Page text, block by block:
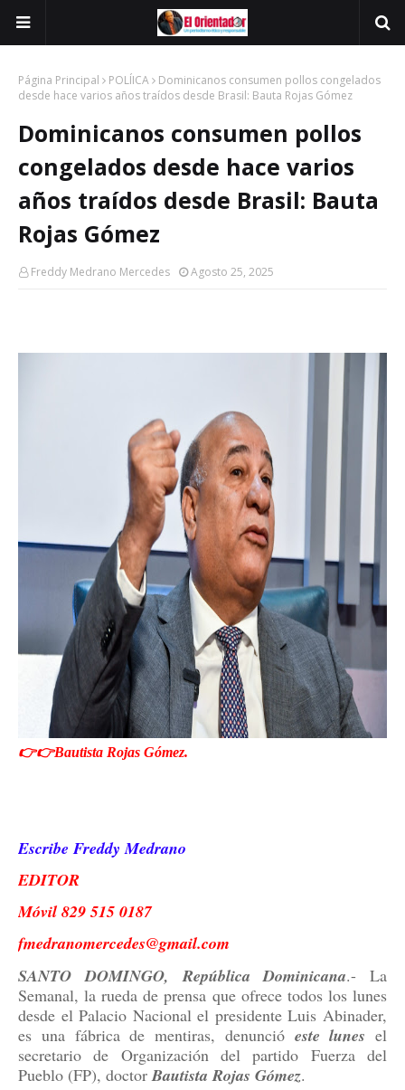
Página Principal POLÍICA
Dominicanos consumen pollos congelados
desde hace varios años traídos desde Brasil: Bauta Rojas Gómez
Dominicanos consumen pollos
congelados desde hace varios
años traídos desde Brasil: Bauta
Rojas Gómez
Freddy Medrano Mercedes Agosto 25, 2025
👉👉Bautista Rojas Gómez.
Escribe Freddy Medrano
EDITOR
Móvil 829 515 0187
fmedranomercedes@gmail.com
SANTO DOMINGO, República Dominicana.- La
Semanal, la rueda de prensa que ofrece todos los lunes
desde el Palacio Nacional el presidente Luis Abinader,
es una fábrica de mentiras, denunció este lunes el
secretario de Organización del partido Fuerza del
Pueblo (FP), doctorBautista Rojas Gómez.